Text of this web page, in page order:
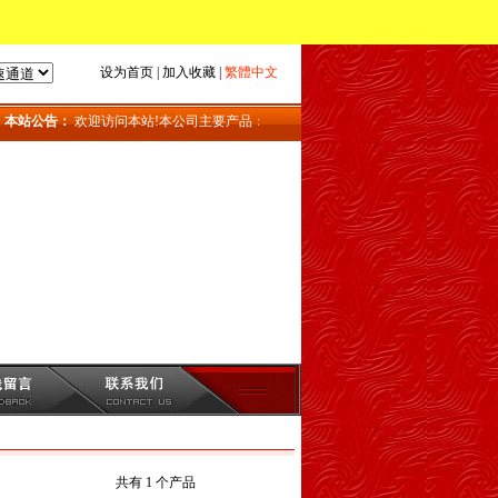
设为首页| 加入收藏| 繁體中文
站公告： 欢迎访问本站!本公司主要产品：地磅_上海地磅_地磅维修
共有 1 个产品